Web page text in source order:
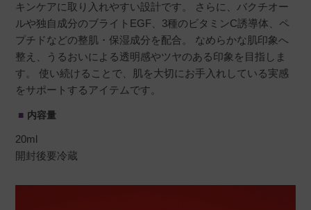
キンケアに取り入れやすい設計です。 さらに、バクチオー
ルや独自成分のブライトEGF、3種のビタミンC誘導体、ペ
プチドなどの整肌・保湿成分を配合。 なめらかな肌印象へ
整え、うるおいによる透明感やツヤのある印象を目指しま
す。 使い続けることで、肌を大切にお手入れしている実感
をサポートするアイテムです。
内容量
20ml
開封後要冷蔵